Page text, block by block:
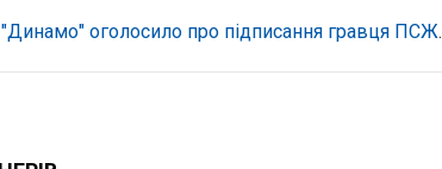
"Динамо" оголосило про підписання гравця ПСЖ.